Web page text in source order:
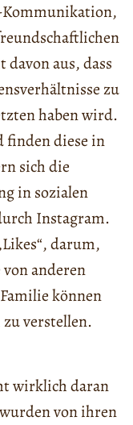
Kommunikation,
davon aus, dass
zu
haben wird.
finden diese in
sich die
in sozialen
Instagram.
darum,
anderen
können
zu verstellen.
wirklich daran
von ihren